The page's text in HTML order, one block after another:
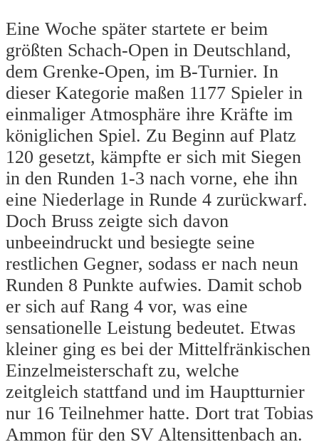
Eine Woche später startete er beim
größten Schach-Open in Deutschland,
dem Grenke-Open, im B-Turnier. In
dieser Kategorie maßen 1177 Spieler in
einmaliger Atmosphäre ihre Kräfte im
königlichen Spiel. Zu Beginn auf Platz
120 gesetzt, kämpfte er sich mit Siegen
in den Runden 1-3 nach vorne, ehe ihn
eine Niederlage in Runde 4 zurückwarf.
Doch Bruss zeigte sich davon
unbeeindruckt und besiegte seine
restlichen Gegner, sodass er nach neun
Runden 8 Punkte aufwies. Damit schob
er sich auf Rang 4 vor, was eine
sensationelle Leistung bedeutet. Etwas
kleiner ging es bei der Mittelfränkischen
Einzelmeisterschaft zu, welche
zeitgleich stattfand und im Hauptturnier
nur 16 Teilnehmer hatte. Dort trat Tobias
Ammon für den SV Altensittenbach an.